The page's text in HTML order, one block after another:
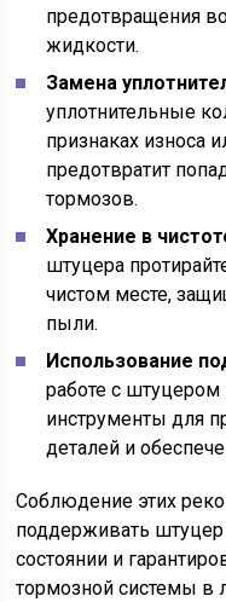
предотвращения
жидкости.
Замена
уплотнительные
признаках износа
предотвратит
тормозов.
Хранение в
штуцера
чистом месте,
пыли.
Использование
работе с штуцером
инструменты для
деталей и
Соблюдение этих
поддерживать
состоянии и
тормозной системы в